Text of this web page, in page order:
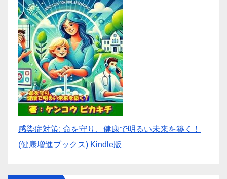
感染症対策: 命を守り、健康で明るい未来を築く！
(健康増進ブックス) Kindle版